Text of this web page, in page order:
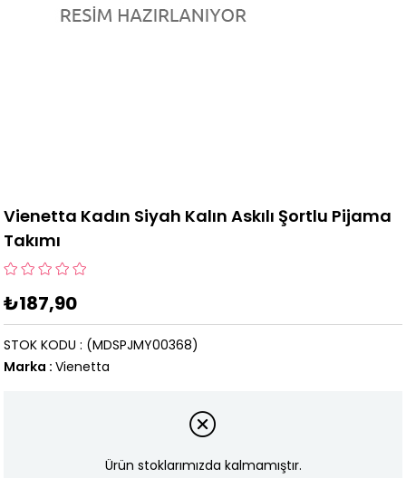
Vienetta Kadın Siyah Kalın Askılı Şortlu Pijama
Takımı
₺187,90
(MDSPJMY00368)
STOK KODU
Marka : Vienetta
Ürün stoklarımızda kalmamıştır.